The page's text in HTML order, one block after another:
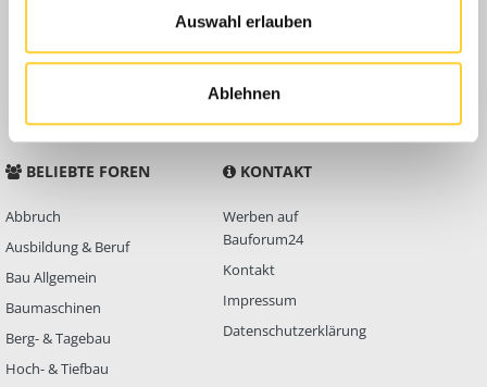
Auswahl erlauben
Ablehnen
Anleitungen
FAQ
Community Regeln
BELIEBTE FOREN
Abbruch
Ausbildung & Beruf
Bau Allgemein
Baumaschinen
Berg- & Tagebau
Hoch- & Tiefbau
KONTAKT
Werben auf
Bauforum24
Kontakt
Impressum
Datenschutzerklärung